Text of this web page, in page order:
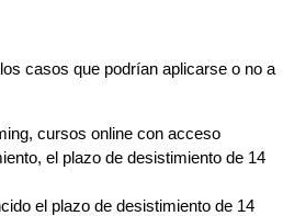
casos que podrían aplicarse o no a
cursos online con acceso
el plazo de desistimiento de 14
el plazo de desistimiento de 14